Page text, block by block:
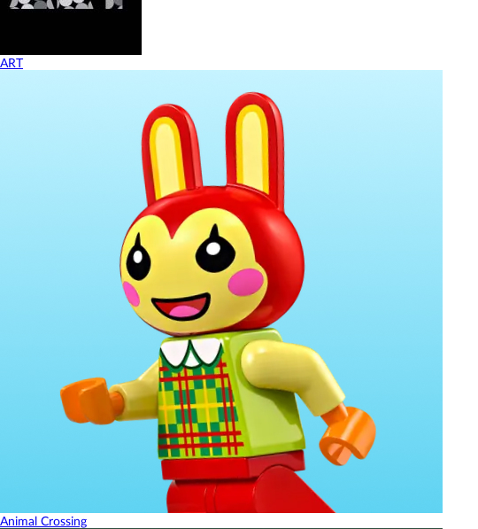
ART
Animal Crossing